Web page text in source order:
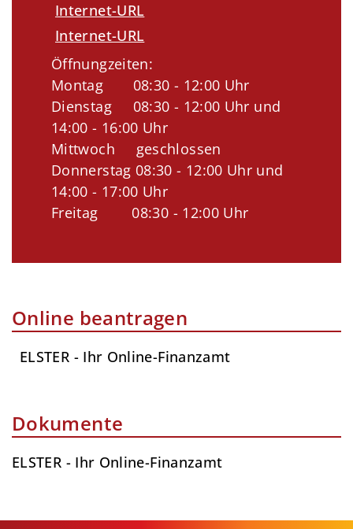
Internet-URL
Internet-URL
Öffnungzeiten:
Montag 08:30 - 12:00 Uhr
Dienstag 08:30 - 12:00 Uhr und
14:00 - 16:00 Uhr
Mittwoch geschlossen
Donnerstag 08:30 - 12:00 Uhr und
14:00 - 17:00 Uhr
Freitag 08:30 - 12:00 Uhr
Online beantragen
ELSTER - Ihr Online-Finanzamt
Dokumente
ELSTER - Ihr Online-Finanzamt